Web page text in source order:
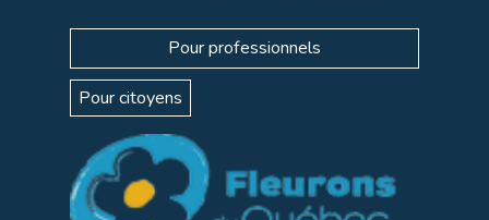
Pour professionnels
Pour citoyens